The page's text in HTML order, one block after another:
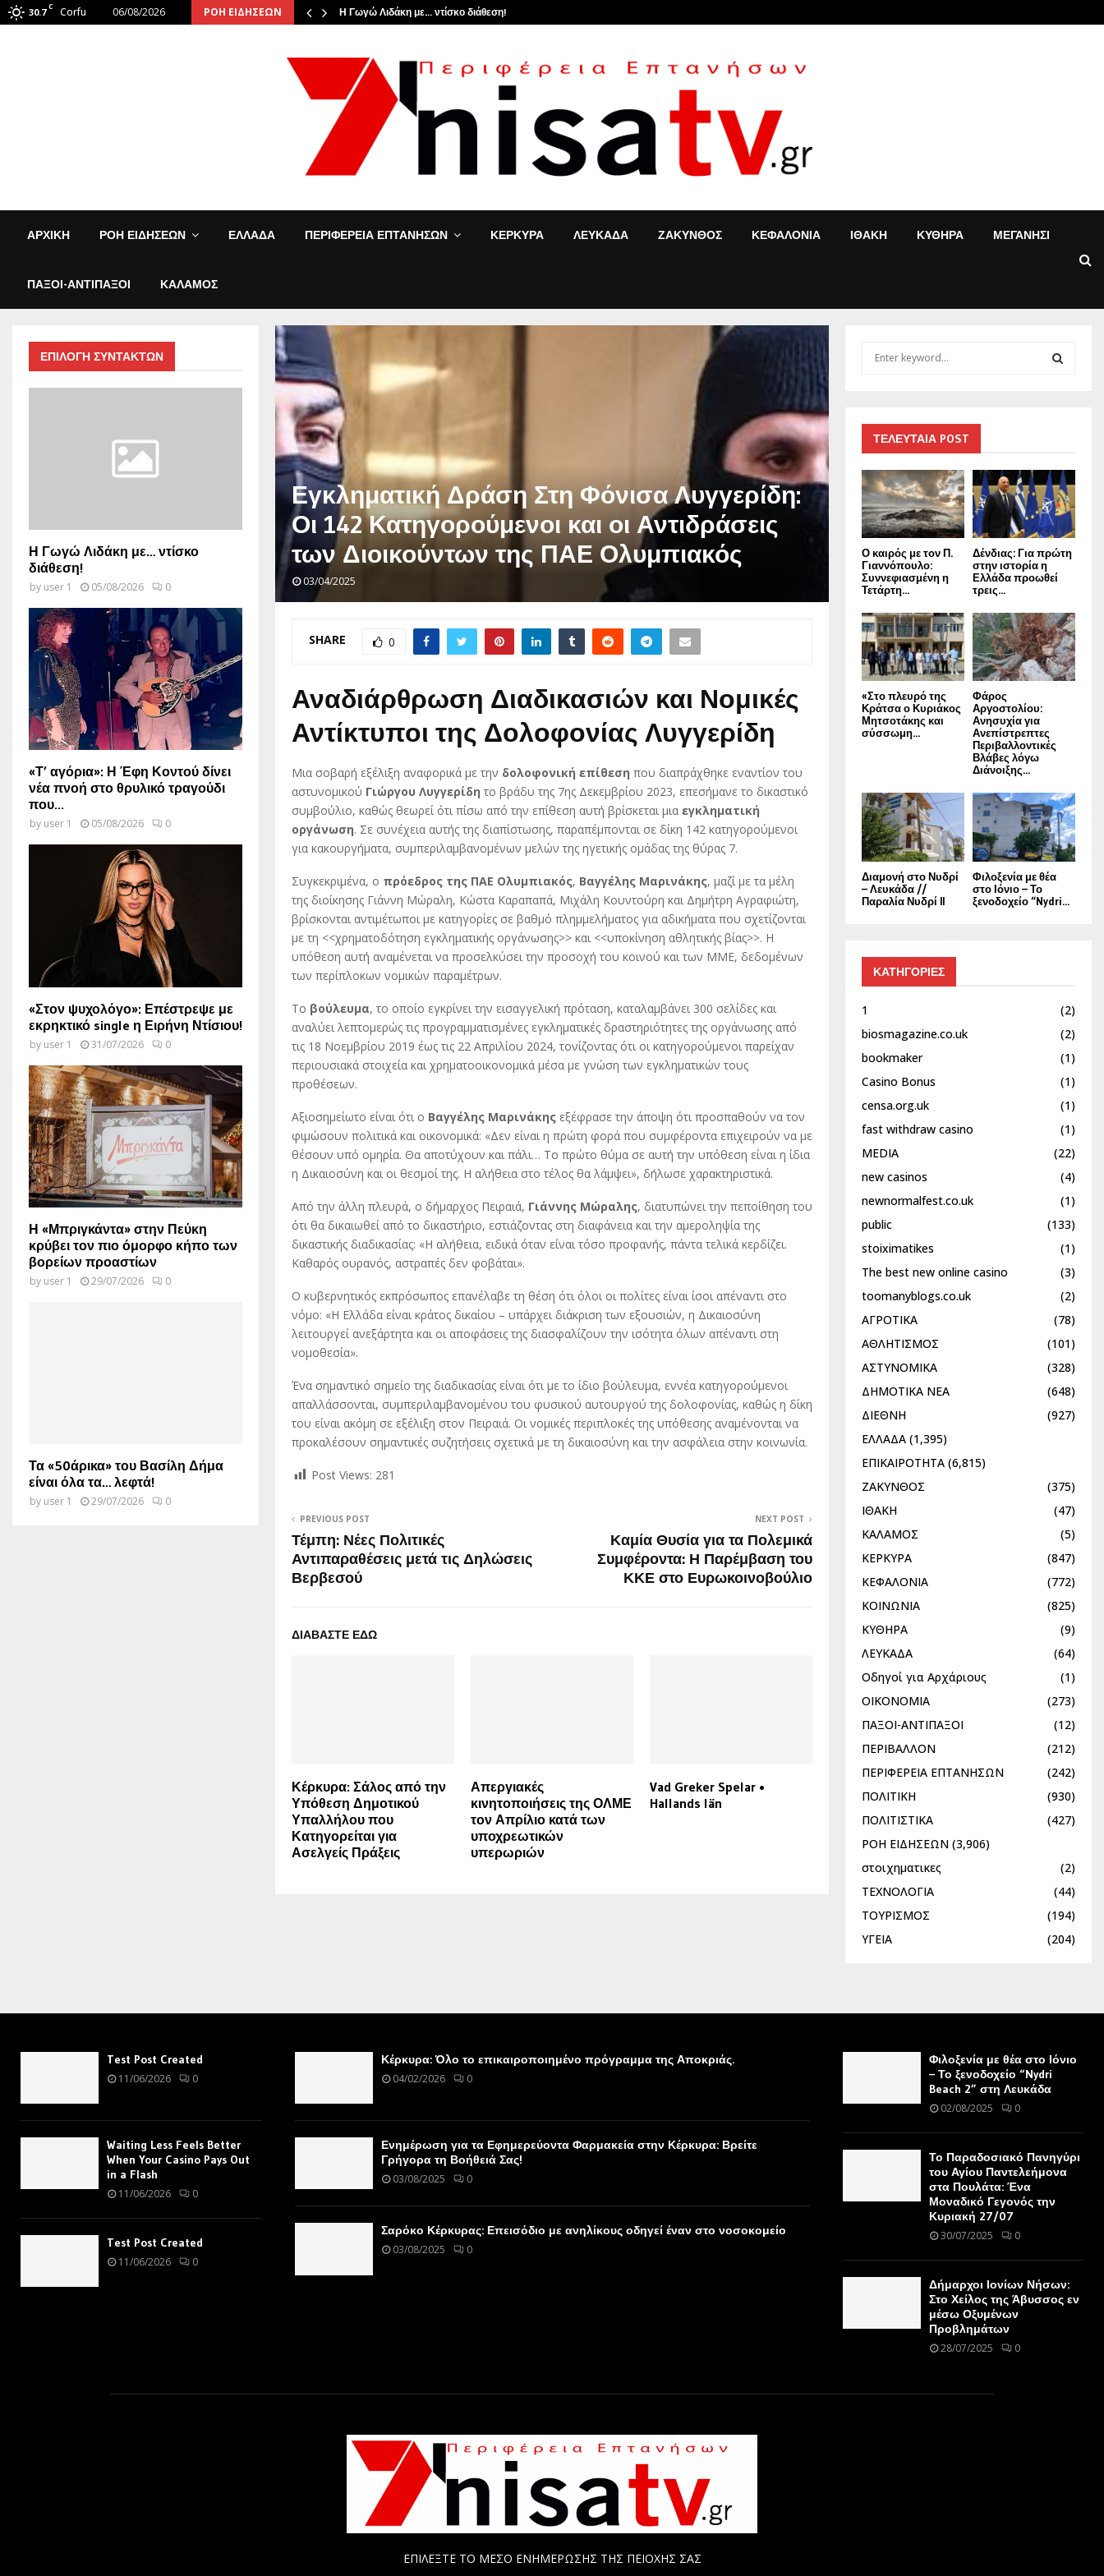
30.7 C Corfu 06/08/2026 ΡΟΗ ΕΙΔΗΣΕΩΝ
Οι φιναλίστ αναστάτωσαν την… Η Γωγώ Λιδάκη με… ντίσκο διάθεση!
ΑΡΧΙΚΗ ΡΟΗ ΕΙΔΗΣΕΩΝ ΕΛΛΑΔΑ ΠΕΡΙΦΕΡΕΙΑ ΕΠΤΑΝΗΣΩΝ ΚΕΡΚΥΡΑ ΛΕΥΚΑΔΑ ΖΑΚΥΝΘΟΣ ΚΕΦΑΛΟΝΙΑ ΙΘΑΚΗ ΚΥΘΗΡΑ ΜΕΓΑΝΗΣΙ
ΠΑΞΟΙ-ΑΝΤΙΠΑΞΟΙ ΚΑΛΑΜΟΣ
Εγκληματική Δράση Στη Φόνισα Λυγγερίδη:
Οι 142 Κατηγορούμενοι και οι Αντιδράσεις
των Διοικούντων της ΠΑΕ Ολυμπιακός
03/04/2025
SHARE 0
Αναδιάρθρωση Διαδικασιών και Νομικές
Αντίκτυποι της Δολοφονίας Λυγγερίδη
Μια σοβαρή εξέλιξη αναφορικά με την δολοφονική επίθεση που διαπράχθηκε εναντίον του
αστυνομικού Γιώργου Λυγγερίδη το βράδυ της 7ης Δεκεμβρίου 2023, επεσήμανε το δικαστικό
συμβούλιο, καθώς θεωρεί ότι πίσω από την επίθεση αυτή βρίσκεται μια εγκληματική
οργάνωση. Σε συνέχεια αυτής της διαπίστωσης, παραπέμπονται σε δίκη 142 κατηγορούμενοι
για κακουργήματα, συμπεριλαμβανομένων μελών της ηγετικής ομάδας της θύρας 7.
Συγκεκριμένα, ο πρόεδρος της ΠΑΕ Ολυμπιακός, Βαγγέλης Μαρινάκης, μαζί με τα μέλη
της διοίκησης Γιάννη Μώραλη, Κώστα Καραπαπά, Μιχάλη Κουντούρη και Δημήτρη Αγραφιώτη,
βρίσκονται αντιμέτωποι με κατηγορίες σε βαθμό πλημμελήματος για αδικήματα που σχετίζονται
με τη <<χρηματοδότηση εγκληματικής οργάνωσης>> και <<υποκίνηση αθλητικής βίας>>. Η
υπόθεση αυτή αναμένεται να προσελκύσει την προσοχή του κοινού και των ΜΜΕ, δεδομένων
των περίπλοκων νομικών παραμέτρων.
Το βούλευμα, το οποίο εγκρίνει την εισαγγελική πρόταση, καταλαμβάνει 300 σελίδες και
αναλύει λεπτομερώς τις προγραμματισμένες εγκληματικές δραστηριότητες της οργάνωσης από
τις 18 Νοεμβρίου 2019 έως τις 22 Απριλίου 2024, τονίζοντας ότι οι κατηγορούμενοι παρείχαν
περιουσιακά στοιχεία και χρηματοοικονομικά μέσα με γνώση των εγκληματικών τους
προθέσεων.
Αξιοσημείωτο είναι ότι ο Βαγγέλης Μαρινάκης εξέφρασε την άποψη ότι προσπαθούν να τον
φιμώσουν πολιτικά και οικονομικά: «Δεν είναι η πρώτη φορά που συμφέροντα επιχειρούν να με
θέσουν υπό ομηρία. Θα αποτύχουν και πάλι… Το πρώτο θύμα σε αυτή την υπόθεση είναι η ίδια
η Δικαιοσύνη και οι θεσμοί της. Η αλήθεια στο τέλος θα λάμψει», δήλωσε χαρακτηριστικά.
Από την άλλη πλευρά, ο δήμαρχος Πειραιά, Γιάννης Μώραλης, διατυπώνει την πεποίθηση του
ότι θα δικαιωθεί από το δικαστήριο, εστιάζοντας στη διαφάνεια και την αμεροληψία της
δικαστικής διαδικασίας: «Η αλήθεια, ειδικά όταν είναι τόσο προφανής, πάντα τελικά κερδίζει.
Καθαρός ουρανός, αστραπές δεν φοβάται».
Ο κυβερνητικός εκπρόσωπος επανέλαβε τη θέση ότι όλοι οι πολίτες είναι ίσοι απέναντι στο
νόμο: «Η Ελλάδα είναι κράτος δικαίου – υπάρχει διάκριση των εξουσιών, η Δικαιοσύνη
λειτουργεί ανεξάρτητα και οι αποφάσεις της διασφαλίζουν την ισότητα όλων απέναντι στη
νομοθεσία».
Ένα σημαντικό σημείο της διαδικασίας είναι ότι με το ίδιο βούλευμα, εννέα κατηγορούμενοι
απαλλάσσονται, συμπεριλαμβανομένου του φυσικού αυτουργού της δολοφονίας, καθώς η δίκη
του είναι ακόμη σε εξέλιξη στον Πειραιά. Οι νομικές περιπλοκές της υπόθεσης αναμένονται να
προκαλέσουν σημαντικές συζητήσεις σχετικά με τη δικαιοσύνη και την ασφάλεια στην κοινωνία.
Post Views: 281
PREVIOUS POST
Τέμπη: Νέες Πολιτικές
Αντιπαραθέσεις μετά τις Δηλώσεις
Βερβεσού
NEXT POST
Καμία Θυσία για τα Πολεμικά
Συμφέροντα: Η Παρέμβαση του
ΚΚΕ στο Ευρωκοινοβούλιο
ΔΙΑΒΑΣΤΕ ΕΔΩ
Κέρκυρα: Σάλος από την
Υπόθεση Δημοτικού
Υπαλλήλου που
Κατηγορείται για
Ασελγείς Πράξεις
Απεργιακές
κινητοποιήσεις της ΟΛΜΕ
τον Απρίλιο κατά των
υποχρεωτικών
υπερωριών
Vad Greker Spelar •
Hallands län
ΕΠΙΛΟΓΗ ΣΥΝΤΑΚΤΩΝ
Η Γωγώ Λιδάκη με… ντίσκο
διάθεση!
by user 1 05/08/2026 0
«Τ’ αγόρια»: Η Έφη Κοντού δίνει
νέα πνοή στο θρυλικό τραγούδι
που...
by user 1 05/08/2026 0
«Στον ψυχολόγο»: Επέστρεψε με
εκρηκτικό single η Ειρήνη Ντίσιου!
by user 1 31/07/2026 0
Η «Μπριγκάντα» στην Πεύκη
κρύβει τον πιο όμορφο κήπο των
βορείων προαστίων
by user 1 29/07/2026 0
Τα «50άρικα» του Βασίλη Δήμα
είναι όλα τα… λεφτά!
by user 1 29/07/2026 0
f
o
r
:
R
C
H
ΤΕΛΕΥΤΑΙΑ POST
Ο καιρός με τον Π.
Γιαννόπουλο:
Συννεφιασμένη η
Τετάρτη...
Δένδιας: Για πρώτη
στην ιστορία η
Ελλάδα προωθεί
τρεις...
«Στο πλευρό της
Κράτσα ο Κυριάκος
Μητσοτάκης και
σύσσωμη...
Φάρος
Αργοστολίου:
Ανησυχία για
Ανεπίστρεπτες
Περιβαλλοντικές
Βλάβες λόγω
Διάνοιξης...
Διαμονή στο Νυδρί
– Λευκάδα //
Παραλία Νυδρί II
Φιλοξενία με θέα
στο Ιόνιο – Το
ξενοδοχείο “Nydri...
ΚΑΤΗΓΟΡΙΕΣ
1
(2)
biosmagazine.co.uk
(2)
bookmaker
(1)
Casino Bonus
(1)
censa.org.uk
(1)
fast withdraw casino
(1)
MEDIA
(22)
new casinos
(4)
newnormalfest.co.uk
(1)
public
(133)
stoiximatikes
(1)
The best new online casino
(3)
toomanyblogs.co.uk
(2)
ΑΓΡΟΤΙΚΑ
(78)
ΑΘΛΗΤΙΣΜΟΣ
(101)
ΑΣΤΥΝΟΜΙΚΑ
(328)
ΔΗΜΟΤΙΚΑ ΝΕΑ
(648)
ΔΙΕΘΝΗ
(927)
ΕΛΛΑΔΑ (1,395)
ΕΠΙΚΑΙΡΟΤΗΤΑ (6,815)
ΖΑΚΥΝΘΟΣ
(375)
ΙΘΑΚΗ
(47)
ΚΑΛΑΜΟΣ
(5)
ΚΕΡΚΥΡΑ
(847)
ΚΕΦΑΛΟΝΙΑ
(772)
ΚΟΙΝΩΝΙΑ
(825)
ΚΥΘΗΡΑ
(9)
ΛΕΥΚΑΔΑ
(64)
Οδηγοί για Αρχάριους
(1)
ΟΙΚΟΝΟΜΙΑ
(273)
ΠΑΞΟΙ-ΑΝΤΙΠΑΞΟΙ
(12)
ΠΕΡΙΒΑΛΛΟΝ
(212)
ΠΕΡΙΦΕΡΕΙΑ ΕΠΤΑΝΗΣΩΝ
(242)
ΠΟΛΙΤΙΚΗ
(930)
ΠΟΛΙΤΙΣΤΙΚΑ
(427)
ΡΟΗ ΕΙΔΗΣΕΩΝ (3,906)
στοιχηματικες
(2)
ΤΕΧΝΟΛΟΓΙΑ
(44)
ΤΟΥΡΙΣΜΟΣ
(194)
ΥΓΕΙΑ
(204)
Test Post Created
11/06/2026 0
Waiting Less Feels Better
When Your Casino Pays Out
in a Flash
11/06/2026 0
Test Post Created
11/06/2026 0
Κέρκυρα: Όλο το επικαιροποιημένο πρόγραμμα της Αποκριάς.
04/02/2026 0
Ενημέρωση για τα Εφημερεύοντα Φαρμακεία στην Κέρκυρα: Βρείτε
Γρήγορα τη Βοήθειά Σας!
03/08/2025 0
Σαρόκο Κέρκυρας: Επεισόδιο με ανηλίκους οδηγεί έναν στο νοσοκομείο
03/08/2025 0
Φιλοξενία με θέα στο Ιόνιο
– Το ξενοδοχείο “Nydri
Beach 2” στη Λευκάδα
02/08/2025 0
Το Παραδοσιακό Πανηγύρι
του Αγίου Παντελεήμονα
στα Πουλάτα: Ένα
Μοναδικό Γεγονός την
Κυριακή 27/07
30/07/2025 0
Δήμαρχοι Ιονίων Νήσων:
Στο Χείλος της Άβυσσος εν
μέσω Οξυμένων
Προβλημάτων
28/07/2025 0
ΕΠΙΛΕΞΤΕ ΤΟ ΜΕΣΟ ΕΝΗΜΕΡΩΣΗΣ ΤΗΣ ΠΕΙΟΧΗΣ ΣΑΣ